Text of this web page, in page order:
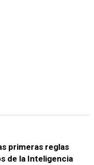
primeras reglas
de la Inteligencia